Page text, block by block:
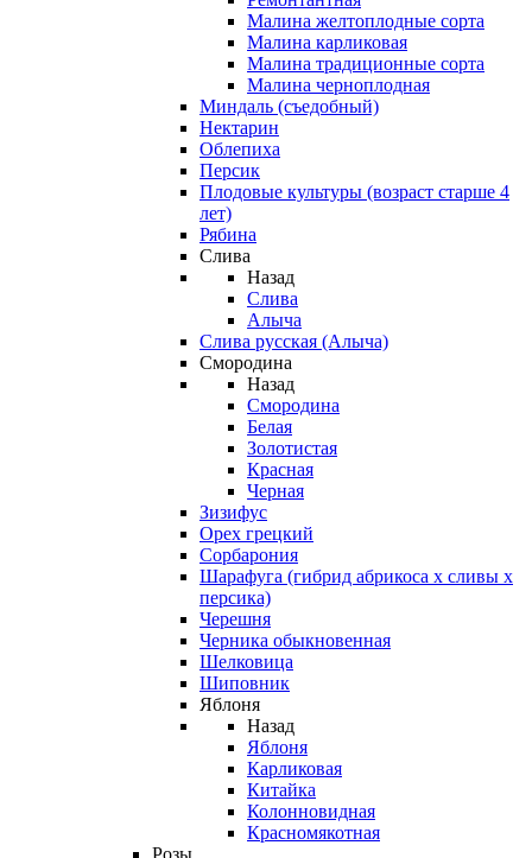
Малина желтоплодные сорта
Малина карликовая
Малина традиционные сорта
Малина черноплодная
Миндаль (съедобный)
Нектарин
Облепиха
Персик
Плодовые культуры (возраст старше 4
лет)
Рябина
Слива
Назад
Слива
Алыча
Слива русская (Алыча)
Смородина
Назад
Смородина
Белая
Золотистая
Красная
Черная
Зизифус
Орех грецкий
Сорбарония
Шарафуга (гибрид абрикоса х сливы х
персика)
Черешня
Черника обыкновенная
Шелковица
Шиповник
Яблоня
Назад
Яблоня
Карликовая
Китайка
Колонновидная
Красномякотная
Розы